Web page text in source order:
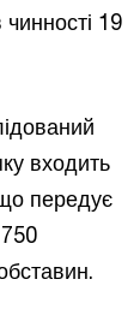
19
входить
передує